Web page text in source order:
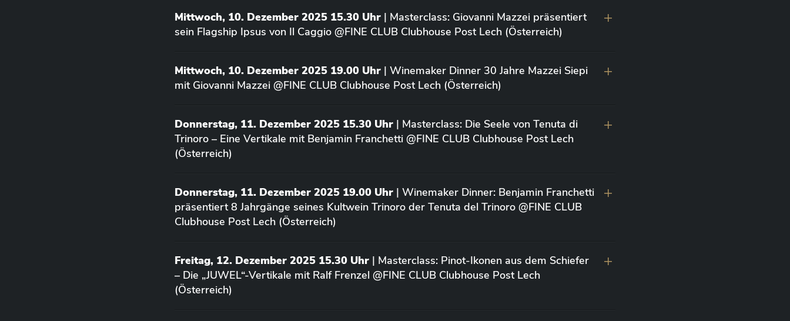
Mittwoch, 10. Dezember 2025 15.30 Uhr | Masterclass: Giovanni Mazzei präsentiert
sein Flagship Ipsus von Il Caggio @FINE CLUB Clubhouse Post Lech (Österreich)
Mittwoch, 10. Dezember 2025 19.00 Uhr | Winemaker Dinner 30 Jahre Mazzei Siepi
mit Giovanni Mazzei @FINE CLUB Clubhouse Post Lech (Österreich)
Donnerstag, 11. Dezember 2025 15.30 Uhr | Masterclass: Die Seele von Tenuta di
Trinoro – Eine Vertikale mit Benjamin Franchetti @FINE CLUB Clubhouse Post Lech
(Österreich)
Donnerstag, 11. Dezember 2025 19.00 Uhr | Winemaker Dinner: Benjamin Franchetti
präsentiert 8 Jahrgänge seines Kultwein Trinoro der Tenuta del Trinoro @FINE CLUB
Clubhouse Post Lech (Österreich)
Freitag, 12. Dezember 2025 15.30 Uhr | Masterclass: Pinot-Ikonen aus dem Schiefer
– Die „JUWEL“-Vertikale mit Ralf Frenzel @FINE CLUB Clubhouse Post Lech
(Österreich)